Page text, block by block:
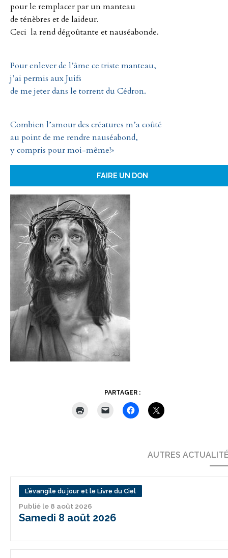
pour le remplacer par un manteau
de ténèbres et de laideur.
Ceci la rend dégoûtante et nauséabonde.
Pour enlever de l’âme ce triste manteau,
j’ai permis aux Juifs
de me jeter dans le torrent du Cédron.
Combien l’amour des créatures m’a coûté
au point de me rendre nauséabond,
y compris pour moi-même!»
FAIRE UN DON
PARTAGER :
AUTRES
L’évangile du jour et le Livre du Ciel
Publié le 8 août 2026
Samedi 8 août 2026